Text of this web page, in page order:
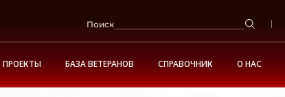
Поиск
ПРОЕКТЫ БАЗА ВЕТЕРАНОВ СПРАВОЧНИК О НАС